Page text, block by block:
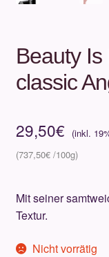
Beauty Is
classic
29,50€
737,50€
Mit seiner
Textur.
Nicht vorrätig